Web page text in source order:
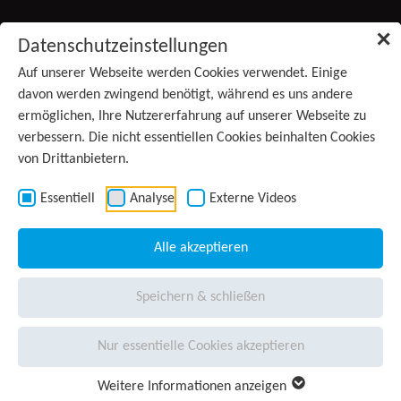
✕
Datenschutzeinstellungen
Auf unserer Webseite werden Cookies verwendet. Einige
davon werden zwingend benötigt, während es uns andere
ermöglichen, Ihre Nutzererfahrung auf unserer Webseite zu
verbessern. Die nicht essentiellen Cookies beinhalten Cookies
von Drittanbietern.
Essentiell Analyse Externe Videos
Alle akzeptieren
Speichern & schließen
Nur essentielle Cookies akzeptieren
Weitere Informationen anzeigen
Produkte
Services
Unternehmen
Presse
Karriere